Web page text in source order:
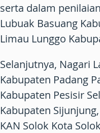
serta dalam
Lubuak Basuang
Limau Lunggo
Selanjutnya, Nagari
Kabupaten Padang
Kabupaten Pesisir
Kabupaten
KAN Solok Kota